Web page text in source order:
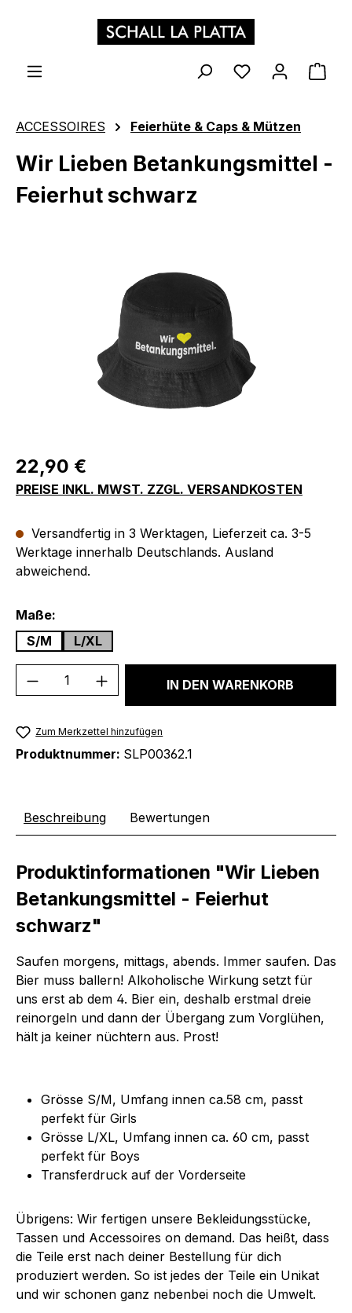
Zum Hauptinhalt springen
ACCESSOIRES Feierhüte & Caps & Mützen
Wir Lieben Betankungsmittel -
Feierhut schwarz
Regulärer Preis:
22,90 €
PREISE INKL. MWST. ZZGL. VERSANDKOSTEN
Versandfertig in 3 Werktagen, Lieferzeit ca. 3-5
Werktage innerhalb Deutschlands. Ausland
abweichend.
Maße:
S/M
L/XL
Produkt Anzahl: Gib denIN DEN WARENKORB
Zum Merkzettel hinzufügen
Produktnummer: SLP00362.1
Beschreibung Bewertungen
Produktinformationen "Wir Lieben
Betankungsmittel - Feierhut
schwarz"
Saufen morgens, mittags, abends. Immer saufen. Das
Bier muss ballern! Alkoholische Wirkung setzt für
uns erst ab dem 4. Bier ein, deshalb erstmal dreie
reinorgeln und dann der Übergang zum Vorglühen,
hält ja keiner nüchtern aus. Prost!
Grösse S/M, Umfang innen ca.58 cm, passt
perfekt für Girls
Grösse L/XL, Umfang innen ca. 60 cm, passt
perfekt für Boys
Transferdruck auf der Vorderseite
Übrigens: Wir fertigen unsere Bekleidungsstücke,
Tassen und Accessoires on demand. Das heißt, dass
die Teile erst nach deiner Bestellung für dich
produziert werden. So ist jedes der Teile ein Unikat
und wir schonen ganz nebenbei noch die Umwelt.